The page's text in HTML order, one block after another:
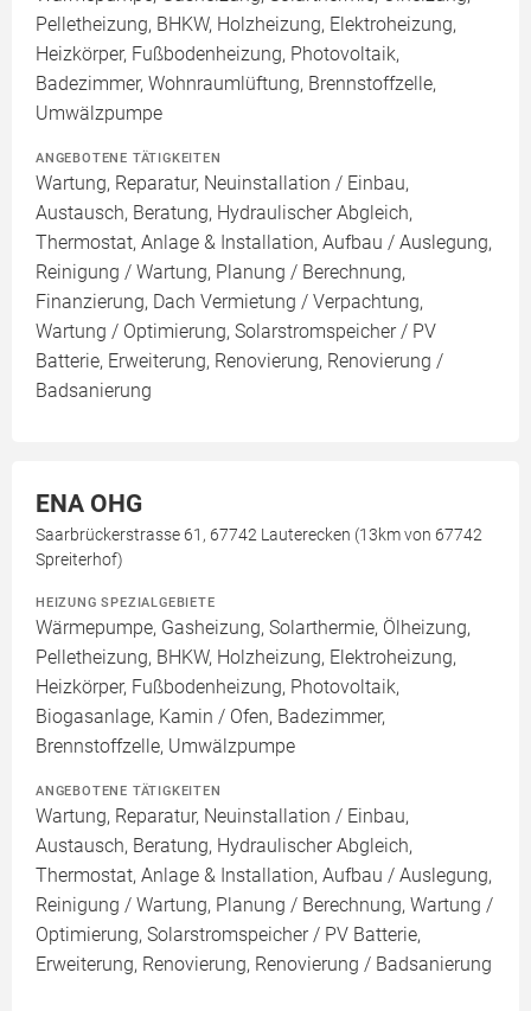
Pelletheizung, BHKW, Holzheizung, Elektroheizung,
Heizkörper, Fußbodenheizung, Photovoltaik,
Badezimmer, Wohnraumlüftung, Brennstoffzelle,
Umwälzpumpe
ANGEBOTENE TÄTIGKEITEN
Wartung, Reparatur, Neuinstallation / Einbau,
Austausch, Beratung, Hydraulischer Abgleich,
Thermostat, Anlage & Installation, Aufbau / Auslegung,
Reinigung / Wartung, Planung / Berechnung,
Finanzierung, Dach Vermietung / Verpachtung,
Wartung / Optimierung, Solarstromspeicher / PV
Batterie, Erweiterung, Renovierung, Renovierung /
Badsanierung
ENA OHG
Saarbrückerstrasse 61, 67742 Lauterecken (13km von 67742
Spreiterhof)
HEIZUNG SPEZIALGEBIETE
Wärmepumpe, Gasheizung, Solarthermie, Ölheizung,
Pelletheizung, BHKW, Holzheizung, Elektroheizung,
Heizkörper, Fußbodenheizung, Photovoltaik,
Biogasanlage, Kamin / Ofen, Badezimmer,
Brennstoffzelle, Umwälzpumpe
ANGEBOTENE TÄTIGKEITEN
Wartung, Reparatur, Neuinstallation / Einbau,
Austausch, Beratung, Hydraulischer Abgleich,
Thermostat, Anlage & Installation, Aufbau / Auslegung,
Reinigung / Wartung, Planung / Berechnung, Wartung /
Optimierung, Solarstromspeicher / PV Batterie,
Erweiterung, Renovierung, Renovierung / Badsanierung